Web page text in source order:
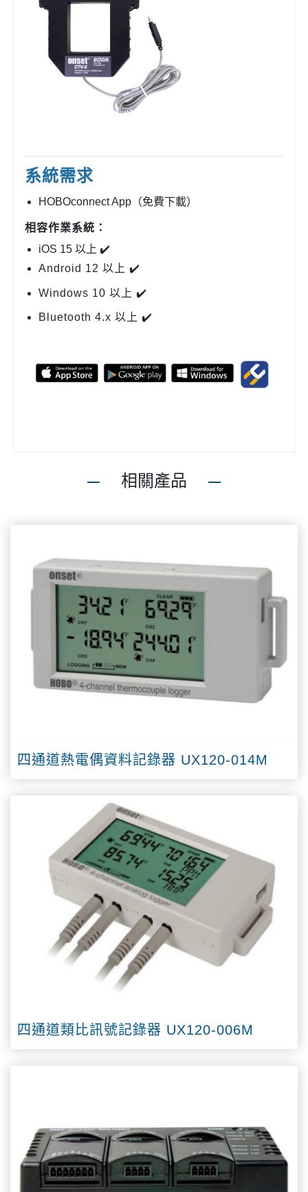
系統需求
HOBOconnect App（免費下載）
相容作業系統：
iOS 15 以上 ✔️
Android 12 以上 ✔️
Windows 10 以上 ✔️
Bluetooth 4.x 以上 ✔️
相關產品
四通道熱電偶資料記錄器 UX120-014M
四通道類比訊號記錄器 UX120-006M